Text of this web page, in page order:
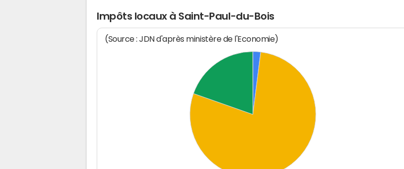
Impôts locaux à Saint-Paul-du-Bois
(Source : JDN d'après ministère de l'Economie)